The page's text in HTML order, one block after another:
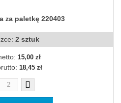
za paletkę 220403
2 sztuk
15,00 zł
18,45 zł